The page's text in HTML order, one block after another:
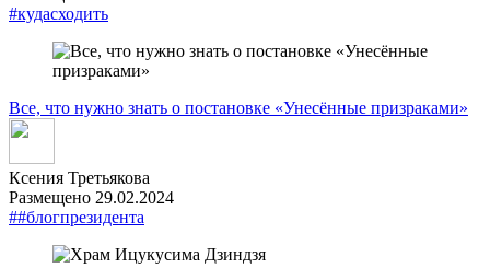
#кудасходить
Все, что нужно знать о постановке «Унесённые призраками»
Ксения Третьякова
Размещено 29.02.2024
##блогпрезидента